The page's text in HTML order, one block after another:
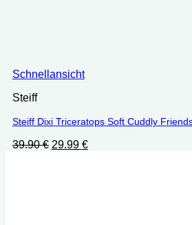
Schnellansicht
Steiff
Steiff Dixi Triceratops Soft Cuddly
39.90€ Ursprünglicher
29.99 €Aktueller